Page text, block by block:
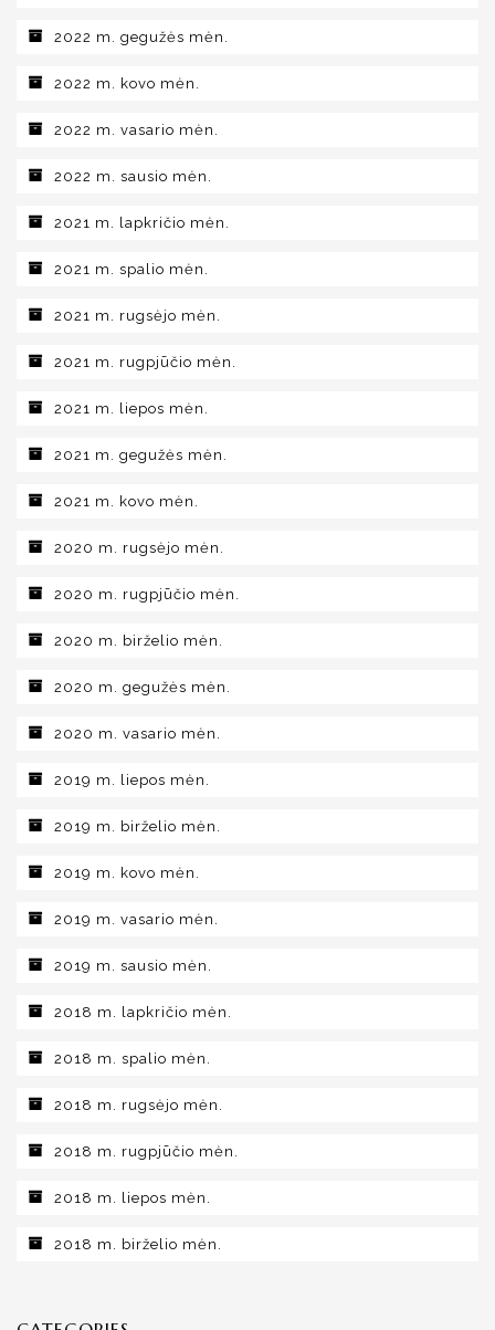
2022 m. gegužės mėn.
2022 m. kovo mėn.
2022 m. vasario mėn.
2022 m. sausio mėn.
2021 m. lapkričio mėn.
2021 m. spalio mėn.
2021 m. rugsėjo mėn.
2021 m. rugpjūčio mėn.
2021 m. liepos mėn.
2021 m. gegužės mėn.
2021 m. kovo mėn.
2020 m. rugsėjo mėn.
2020 m. rugpjūčio mėn.
2020 m. birželio mėn.
2020 m. gegužės mėn.
2020 m. vasario mėn.
2019 m. liepos mėn.
2019 m. birželio mėn.
2019 m. kovo mėn.
2019 m. vasario mėn.
2019 m. sausio mėn.
2018 m. lapkričio mėn.
2018 m. spalio mėn.
2018 m. rugsėjo mėn.
2018 m. rugpjūčio mėn.
2018 m. liepos mėn.
2018 m. birželio mėn.